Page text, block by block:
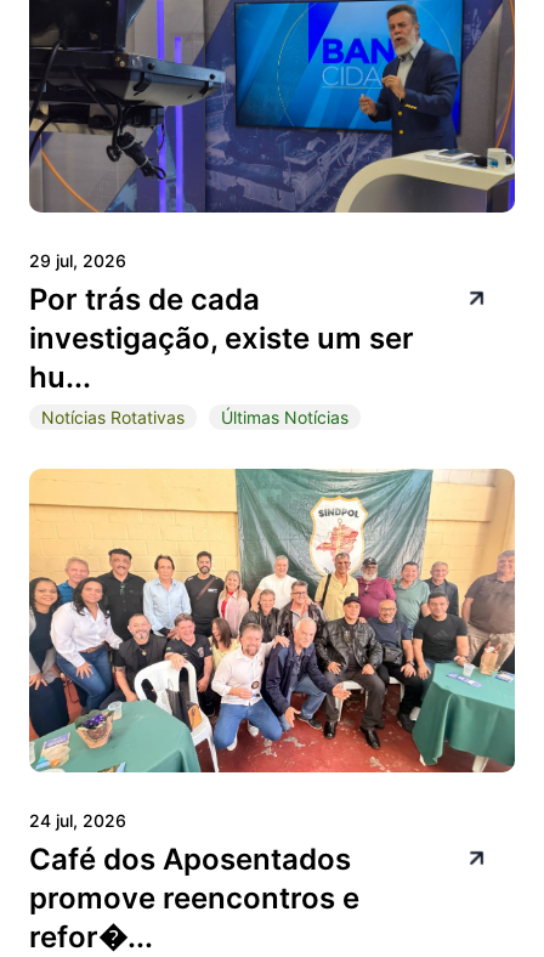
29 jul, 2026
Por trás de cada
investigação, existe um ser
hu...
Notícias Rotativas Últimas Notícias
24 jul, 2026
Café dos Aposentados
promove reencontros e
refor�...